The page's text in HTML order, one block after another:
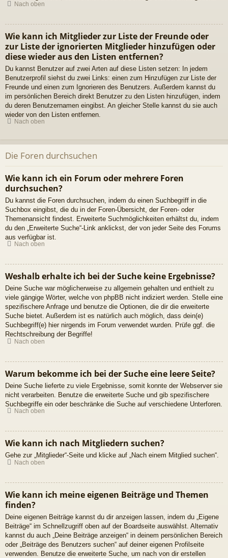
Nach oben
Wie kann ich Mitglieder zur Liste der Freunde oder
zur Liste der ignorierten Mitglieder hinzufügen oder
diese wieder aus den Listen entfernen?
Du kannst Benutzer auf zwei Arten auf diese Listen setzen: In jedem
Benutzerprofil siehst du zwei Links: einen zum Hinzufügen zur Liste der
Freunde und einen zum Ignorieren des Benutzers. Außerdem kannst du
im persönlichen Bereich direkt Benutzer zu den Listen hinzufügen, indem
du deren Benutzernamen eingibst. An gleicher Stelle kannst du sie auch
wieder von den Listen entfernen.
Nach oben
Die Foren durchsuchen
Wie kann ich ein Forum oder mehrere Foren
durchsuchen?
Du kannst die Foren durchsuchen, indem du einen Suchbegriff in die
Suchbox eingibst, die du in der Foren-Übersicht, der Foren- oder
Themenansicht findest. Erweiterte Suchmöglichkeiten erhältst du, indem
du den „Erweiterte Suche“-Link anklickst, der von jeder Seite des Forums
aus verfügbar ist.
Nach oben
Weshalb erhalte ich bei der Suche keine Ergebnisse?
Deine Suche war möglicherweise zu allgemein gehalten und enthielt zu
viele gängige Wörter, welche von phpBB nicht indiziert werden. Stelle eine
spezifischere Anfrage und benutze die Optionen, die dir die erweiterte
Suche bietet. Außerdem ist es natürlich auch möglich, dass dein(e)
Suchbegriff(e) hier nirgends im Forum verwendet wurden. Prüfe ggf. die
Rechtschreibung der Begriffe!
Nach oben
Warum bekomme ich bei der Suche eine leere Seite?
Deine Suche lieferte zu viele Ergebnisse, somit konnte der Webserver sie
nicht verarbeiten. Benutze die erweiterte Suche und gib spezifischere
Suchbegriffe ein oder beschränke die Suche auf verschiedene Unterforen.
Nach oben
Wie kann ich nach Mitgliedern suchen?
Gehe zur „Mitglieder“-Seite und klicke auf „Nach einem Mitglied suchen“.
Nach oben
Wie kann ich meine eigenen Beiträge und Themen
finden?
Deine eigenen Beiträge kannst du dir anzeigen lassen, indem du „Eigene
Beiträge“ im Schnellzugriff oben auf der Boardseite auswählst. Alternativ
kannst du auch „Deine Beiträge anzeigen“ in deinem persönlichen Bereich
oder „Beiträge des Benutzers suchen“ auf deiner eigenen Profilseite
verwenden. Benutze die erweiterte Suche, um nach von dir erstellen